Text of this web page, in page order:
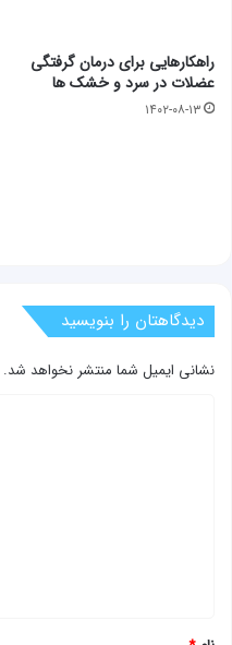
راهکارهایی برای درمان گرفتگی
عضلات در سرد و خشک ها
۱۴۰۲-۰۸-۱۳
دیدگاهتان را بنویسید
نشانی ایمیل شما منتشر نخواهد شد.